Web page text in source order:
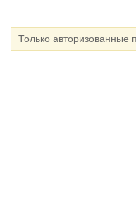
Только авторизованные